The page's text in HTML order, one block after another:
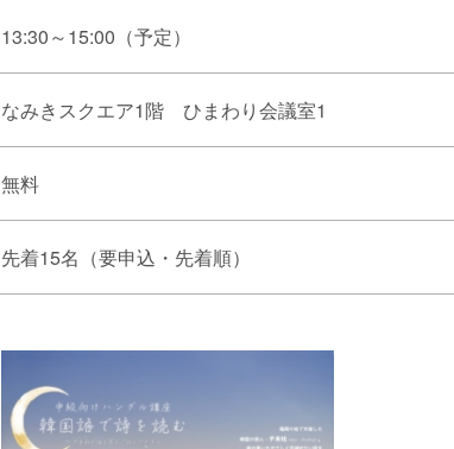
13:30～15:00（予定）
なみきスクエア1階 ひまわり会議室1
無料
先着15名（要申込・先着順）